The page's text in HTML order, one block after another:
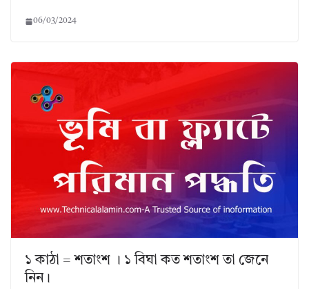
06/03/2024
১ কাঠা = শতাংশ । ১ বিঘা কত শতাংশ তা জেনে
নিন।